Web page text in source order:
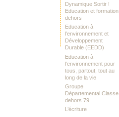
Dynamique Sortir !
Education et formation
dehors
Education à
l’environnement et
Développement
Durable (EEDD)
Education à
l’environnement pour
tous, partout, tout au
long de la vie
Groupe
Départemental Classe
dehors 79
L’écriture